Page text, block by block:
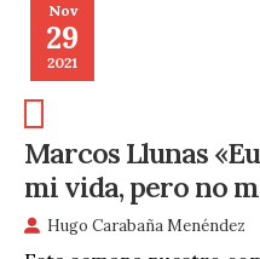
Nov
29
2021
Marcos Llunas
mi vida, pero no
Hugo Carabaña Menéndez